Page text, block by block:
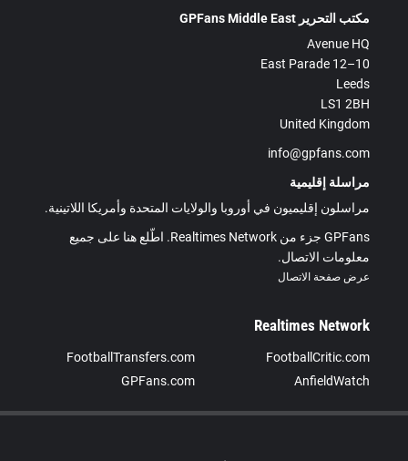
مكتب التحرير GPFans Middle East
Avenue HQ
10–12 East Parade
Leeds
LS1 2BH
United Kingdom
info@gpfans.com
مراسلة إقليمية
مراسلون إقليميون في أوروبا والولايات المتحدة وأمريكا اللاتينية.
GPFans جزء من Realtimes Network. اطّلع هنا على جميع
معلومات الاتصال.
عرض صفحة الاتصال
Realtimes Network
FootballTransfers.com
FootballCritic.com
GPFans.com
AnfieldWatch